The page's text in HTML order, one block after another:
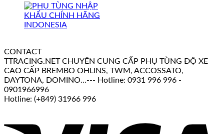
CONTACT
TTRACING.NET CHUYÊN CUNG CẤP PHỤ TÙNG ĐỘ XE
CAO CẤP BREMBO OHLINS, TWM, ACCOSSATO,
DAYTONA, DOMINO...--- Hotline: 0931 996 996 -
0901966996
Hotline: (+849) 31966 996